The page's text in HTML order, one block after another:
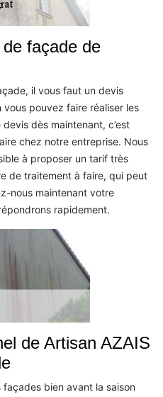
façade de
il vous faut un devis
pouvez faire réaliser les
dès maintenant, c’est
chez notre entreprise. Nous
à proposer un tarif très
de traitement à faire, qui peut
nous maintenant votre
rapidement.
de Artisan AZAIS
façades bien avant la saison